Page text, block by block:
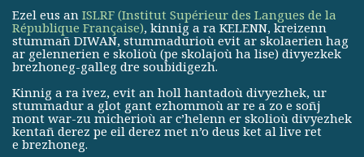
Ezel eus an ISLRF (Institut Supérieur des Langues de la
République Française), kinnig a ra KELENN, kreizenn
stummañ DIWAN, stummadurioù evit ar skolaerien hag
ar gelennerien e skolioù (pe skolajoù ha lise) divyezkek
brezhoneg-galleg dre soubidigezh.
Kinnig a ra ivez, evit an holl hantadoù divyezhek, ur
stummadur a glot gant ezhommoù ar re a zo e soñj
mont war-zu micherioù ar c’helenn er skolioù divyezhek
kentañ derez pe eil derez met n’o deus ket al live ret
e brezhoneg.